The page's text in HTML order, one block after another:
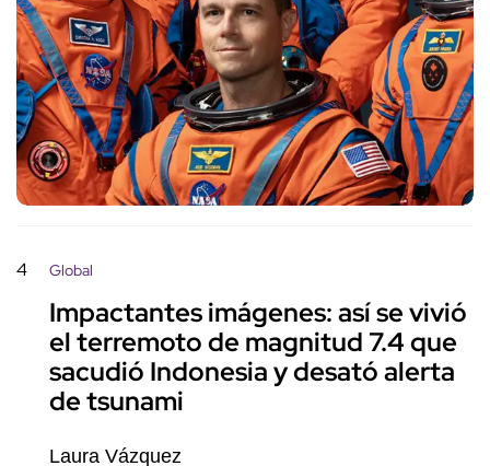
4 Global
Impactantes imágenes: así se vivió
el terremoto de magnitud 7.4 que
sacudió Indonesia y desató alerta
de tsunami
Laura Vázquez